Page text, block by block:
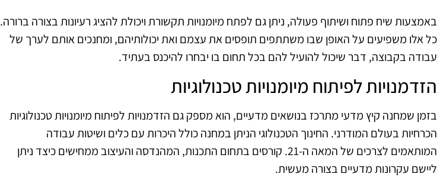
באמצעות שיח פתוח ושיתוף פעולה, ניתן גם לפתח מיומנויות תקשורת ויכולת להציג רעיונות בצורה ברורה.
כל אלו משפיעים על האופן שבו משתתפים תופסים את עצמם ואת יכולותיהם, ומחנכים אותם לערך של
עבודה בקבוצה, דבר שיכול להועיל להם בכל תחום בו יבחרו להיכנס בעתיד.
הזדמנויות לפיתוח מיומנויות טכנולוגיות
בזמן שמחנה קיץ מדעי מתרכז בנושאים מדעיים, הוא מספק גם הזדמנויות לפיתוח מיומנויות טכנולוגיות
הכרחיות בעולם המודרני. החינוך הטכנולוגי הניתן במחנה כולל היכרות עם כלים ושיטות עבודה
המותאמים לצרכים של המאה ה-21. קורסים בתחום התכנות, המהנדסה והעיצוב ממחישים כיצד ניתן
ליישם עקרונות מדעיים בצורה מעשית.